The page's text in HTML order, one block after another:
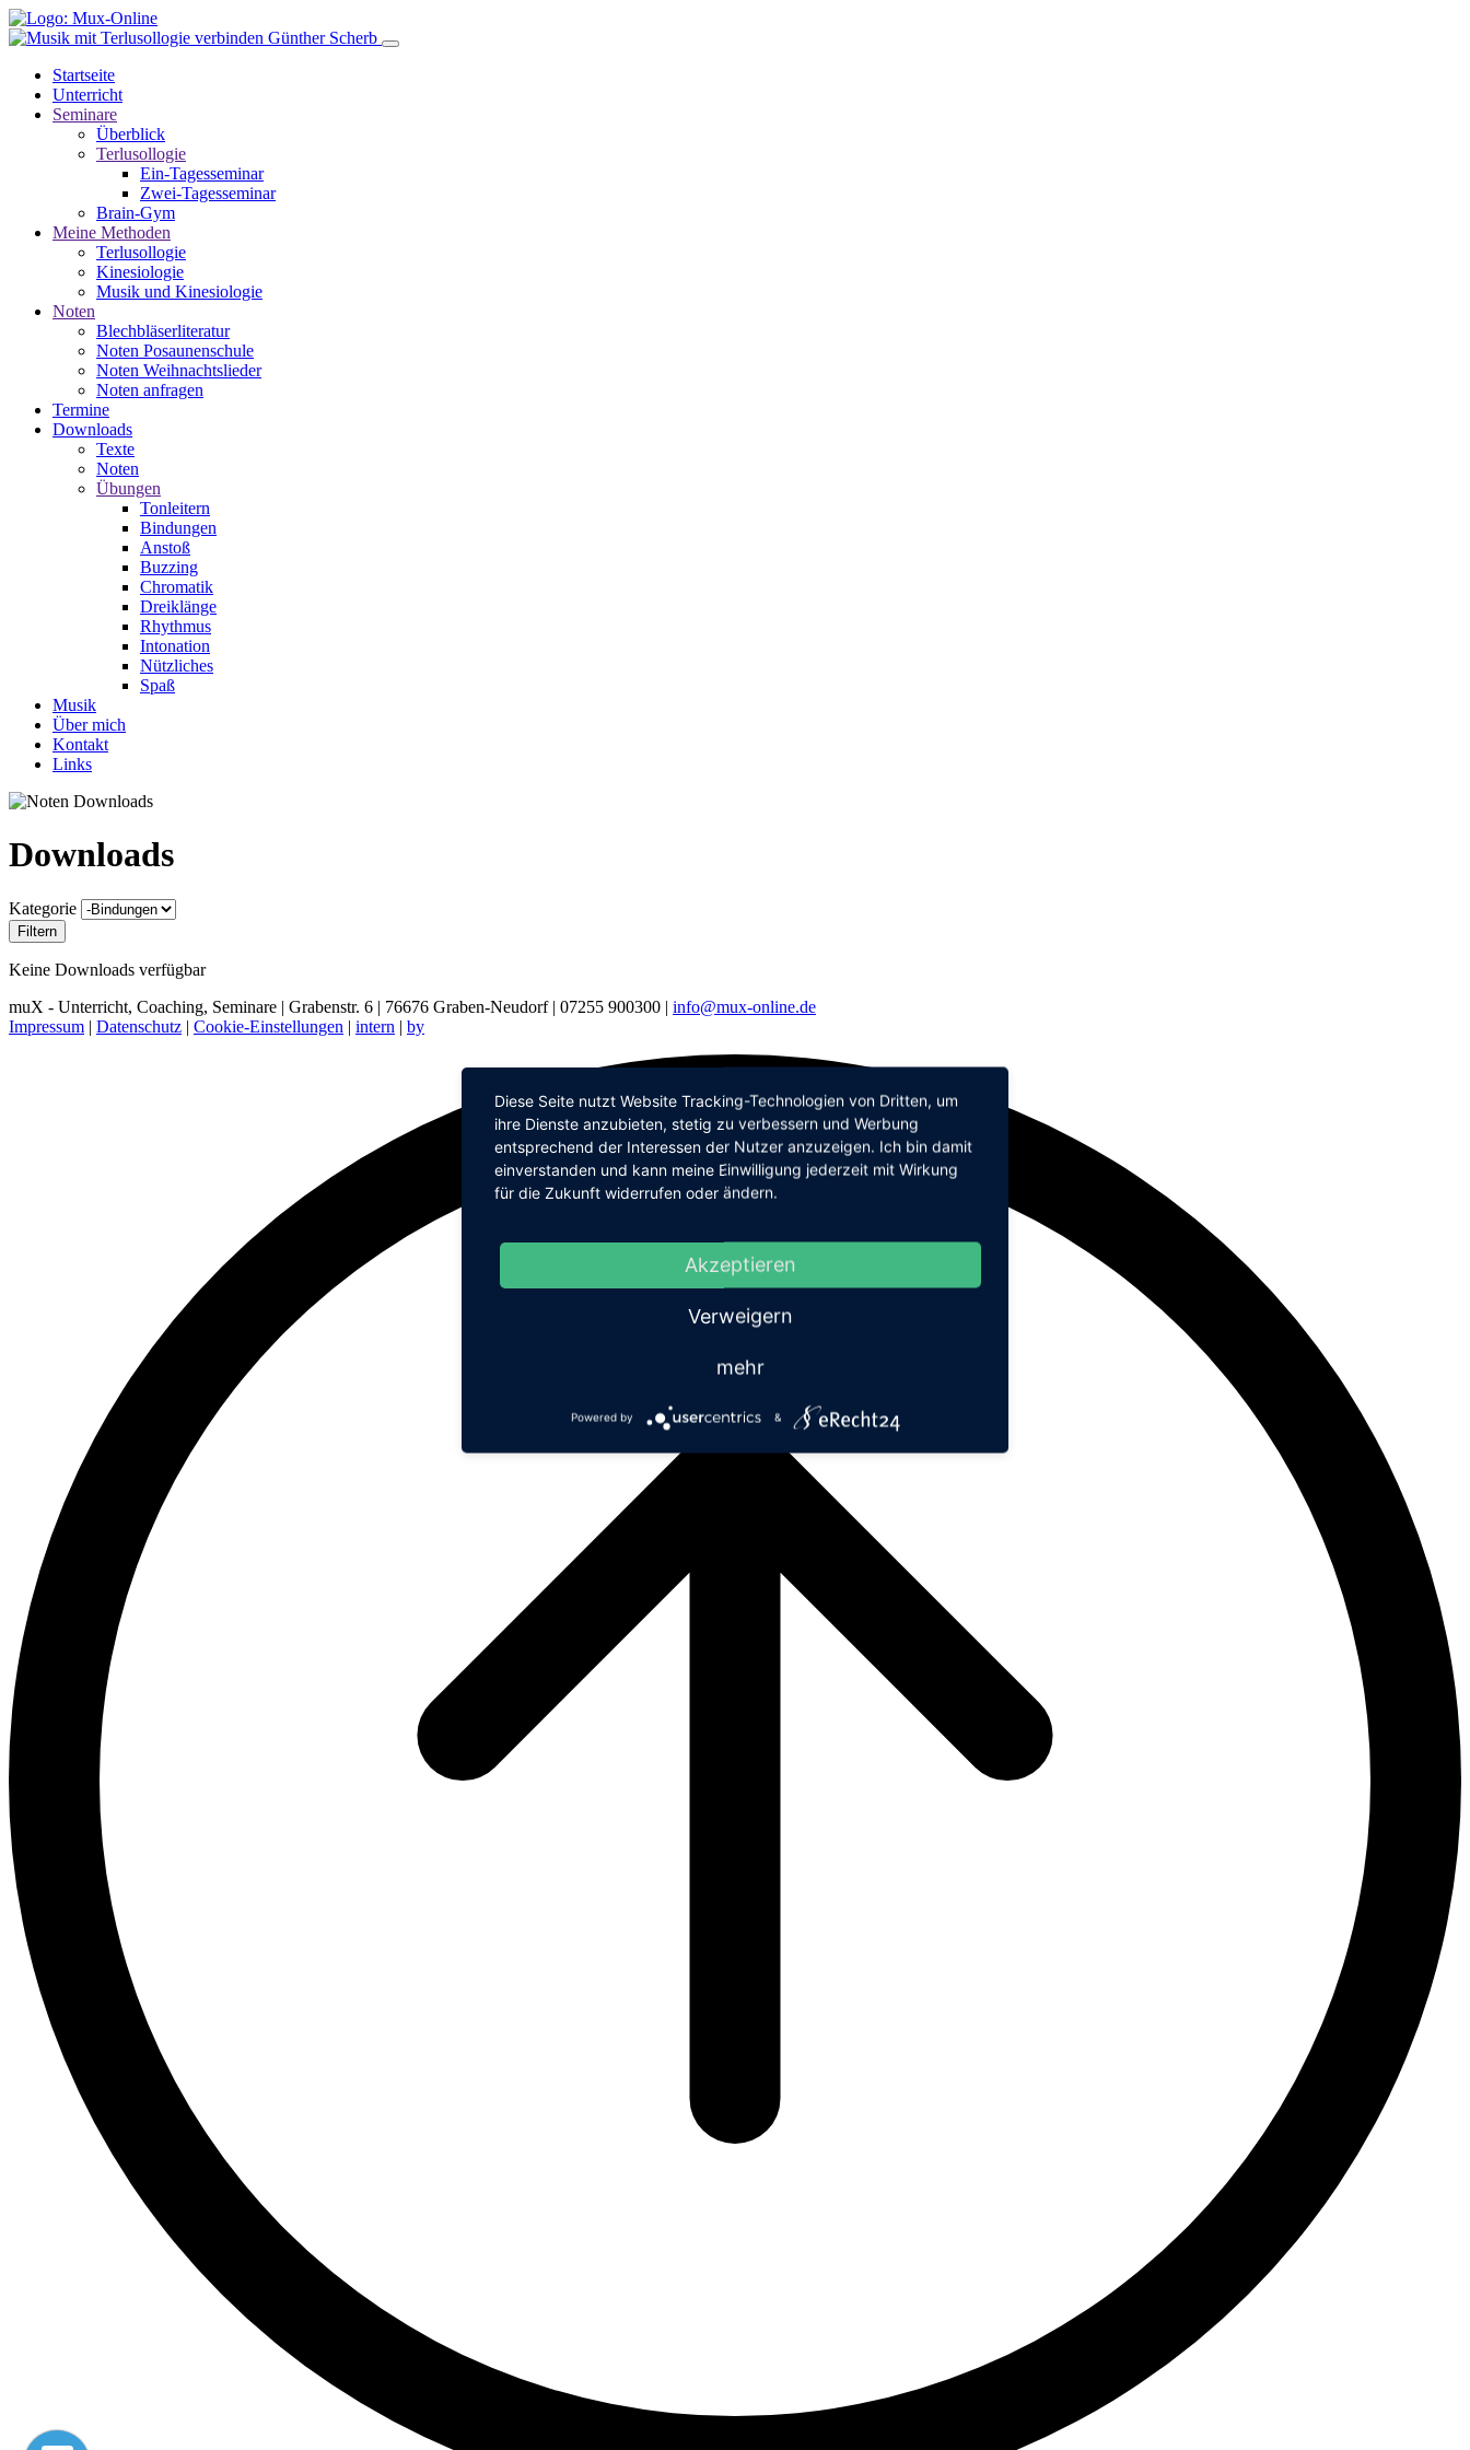
Direkt
zum
Main
navigation
Startseite
Unterricht
Seminare
Überblick
Terlusollogie
Ein-Tagesseminar
Zwei-Tagesseminar
Brain-Gym
Meine Methoden
Terlusollogie
Kinesiologie
Musik und Kinesiologie
Noten
Blechbläserliteratur
Noten Posaunenschule
Noten Weihnachtslieder
Noten anfragen
Termine
Downloads
Texte
Noten
Übungen
Tonleitern
Bindungen
Anstoß
Buzzing
Chromatik
Dreiklänge
Rhythmus
Intonation
Nützliches
Spaß
Musik
Über mich
Kontakt
Links
Downloads
Kategorie
Keine Downloads verfügbar
muX - Unterricht, Coaching, Seminare | Grabenstr. 6 | 76676 Graben-Neudorf | 07255 900300 | info@mux-online.de
Impressum | Datenschutz | Cookie-Einstellungen | intern | by
Diese Seite nutzt Website Tracking-Technologien von Dritten, um
ihre Dienste anzubieten, stetig zu verbessern und Werbung
entsprechend der Interessen der Nutzer anzuzeigen. Ich bin damit
einverstanden und kann meine Einwilligung jederzeit mit Wirkung
für die Zukunft widerrufen oder ändern.
Akzeptieren
Verweigern
mehr
Powered by &